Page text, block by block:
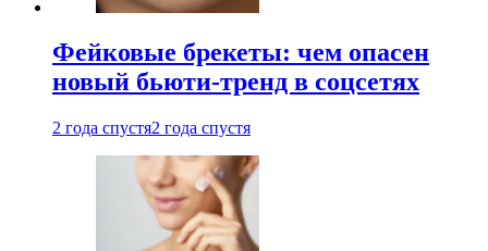
Фейковые брекеты: чем опасен
новый бьюти-тренд в соцсетях
2 года спустя2 года спустя